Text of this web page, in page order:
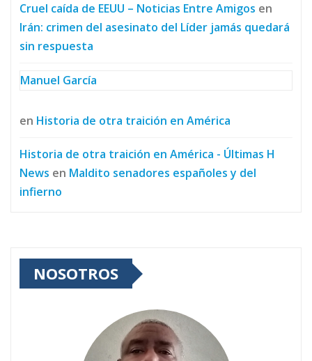
Cruel caída de EEUU – Noticias Entre Amigos en
Irán: crimen del asesinato del Líder jamás quedará
sin respuesta
Manuel García
en Historia de otra traición en América
Historia de otra traición en América - Últimas H
News en Maldito senadores españoles y del
infierno
NOSOTROS